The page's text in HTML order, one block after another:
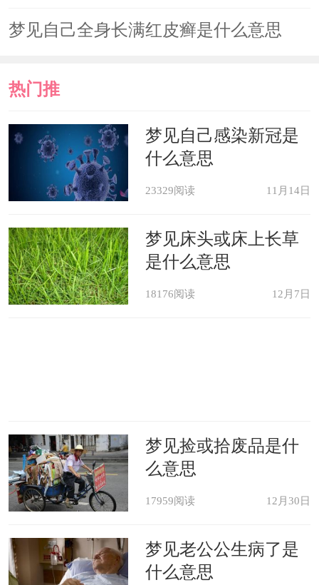
梦见自己全身长满红皮癣是什么意思
热门推
荐
梦见自己感染新冠是
什么意思
23329阅读 11月14日
梦见床头或床上长草
是什么意思
18176阅读 12月7日
梦见捡或拾废品是什
么意思
17959阅读 12月30日
梦见老公公生病了是
什么意思